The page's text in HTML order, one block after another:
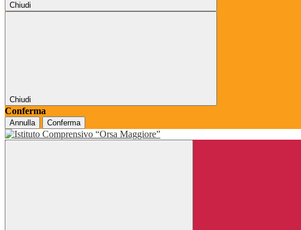
Chiudi
Chiudi
Conferma
Annulla Conferma